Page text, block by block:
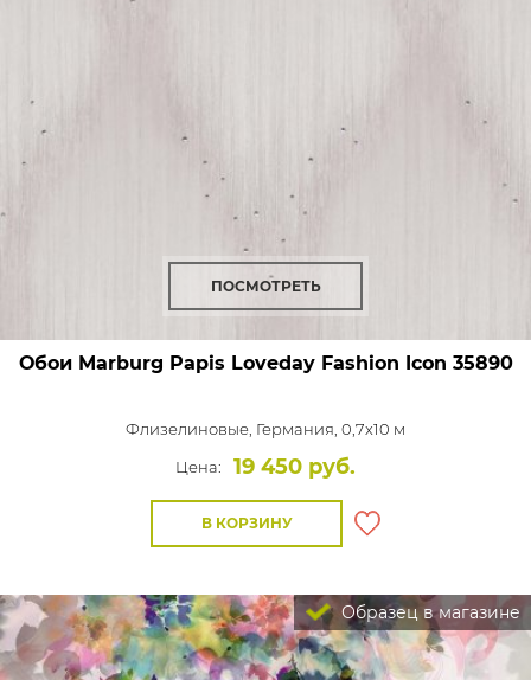
ПОСМОТРЕТЬ
Обои Marburg Papis Loveday Fashion Icon 35890
Флизелиновые, Германия, 0,7x10 м
Цена:
19 450 руб.
В КОРЗИНУ
Образец в магазине